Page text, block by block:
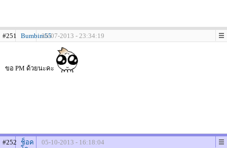
#251 Bumbim5526-07-2013 - 23:34:19
ขอ PM ด้วยนะคะ
#252
ช็อค
05-10-2013 - 16:18:04